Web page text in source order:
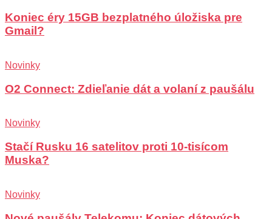
Koniec éry 15GB bezplatného úložiska pre
Gmail?
Novinky
O2 Connect: Zdieľanie dát a volaní z paušálu
Novinky
Stačí Rusku 16 satelitov proti 10-tisícom
Muska?
Novinky